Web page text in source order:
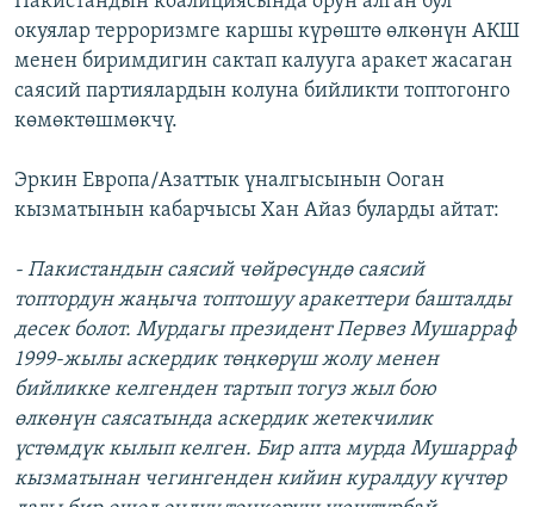
окуялар терроризмге каршы күрөштө өлкөнүн АКШ
менен биримдигин сактап калууга аракет жасаган
саясий партиялардын колуна бийликти топтогонго
көмөктөшмөкчү.
Эркин Европа/Азаттык үналгысынын Ооган
кызматынын кабарчысы Хан Айаз буларды айтат:
- Пакистандын саясий чөйрөсүндө саясий
топтордун жаңыча топтошуу аракеттери башталды
десек болот. Мурдагы президент Первез Мушарраф
1999-жылы аскердик төңкөрүш жолу менен
бийликке келгенден тартып тогуз жыл бою
өлкөнүн саясатында аскердик жетекчилик
үстөмдүк кылып келген. Бир апта мурда Мушарраф
кызматынан чегингенден кийин куралдуу күчтөр